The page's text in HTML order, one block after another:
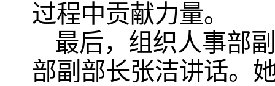
过程中贡献力量。
最后，组织人事部
部副部长张洁讲话。